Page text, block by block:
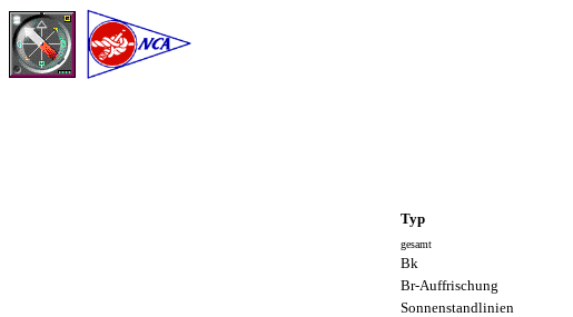
Typ
gesamt
Bk
Br-Auffrischung
Sonnenstandlinien